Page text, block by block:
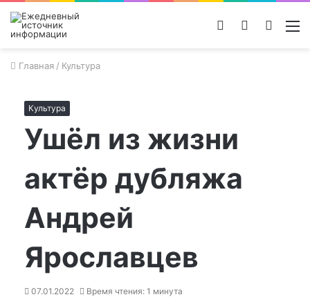
Поиск
Switch
Войти
Главная / Культура
Культура
Ушёл из жизни
актёр дубляжа
Андрей
Ярославцев
07.01.2022 Время чтения: 1 минута